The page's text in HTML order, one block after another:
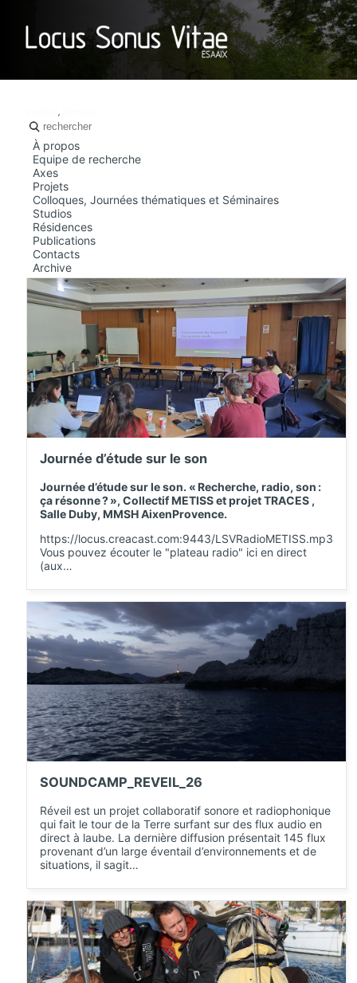
LOCUS
,
À propos
Equipe de recherche
Axes
Projets
Colloques, Journées thématiques et Séminaires
Studios
Résidences
Publications
Contacts
Archive
Journée d’étude sur le son
Journée d’étude sur le son. « Recherche, radio, son :
ça résonne ? », Collectif METISS et projet TRACES ,
Salle Duby, MMSH AixenProvence.
https://locus.creacast.com:9443/LSVRadioMETISS.mp3
Vous pouvez écouter le "plateau radio" ici en direct
(aux…
SOUNDCAMP_REVEIL_26
Réveil est un projet collaboratif sonore et radiophonique
qui fait le tour de la Terre surfant sur des flux audio en
direct à laube. La dernière diffusion présentait 145 flux
provenant d’un large éventail d’environnements et de
situations, il sagit…